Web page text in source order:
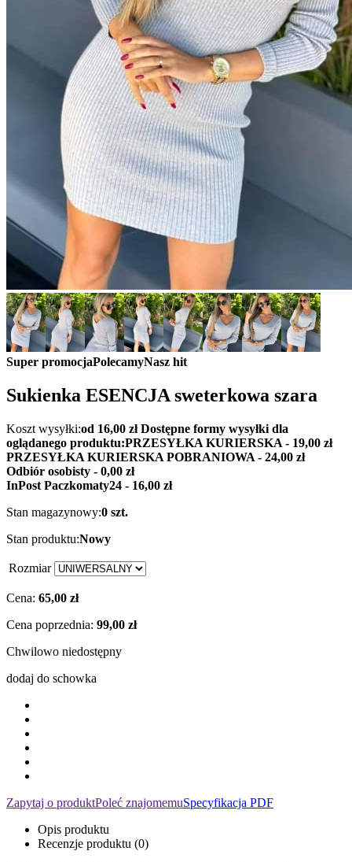
Super promocjaPolecamyNasz hit
Sukienka ESENCJA sweterkowa szara
Koszt wysyłki:od 16,00 złDostępne formy wysyłki dla
oglądanego produktu:PRZESYŁKA KURIERSKA - 19,00 zł
PRZESYŁKA KURIERSKA POBRANIOWA - 24,00 zł
Odbiór osobisty - 0,00 zł
InPost Paczkomaty24 - 16,00 zł
Stan magazynowy:0 szt.
Stan produktu:Nowy
Rozmiar
Cena: 65,00 zł
Cena poprzednia: 99,00 zł
Chwilowo niedostępny
dodaj do schowka
Zapytaj o produktPoleć znajomemuSpecyfikacja PDF
Opis produktu
Recenzje produktu (0)